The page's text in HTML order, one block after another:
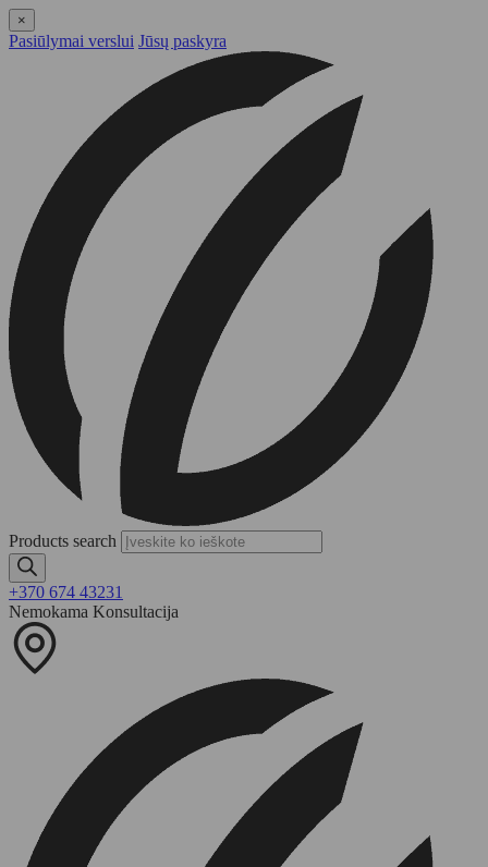
×
Pasiūlymai verslui Jūsų paskyra
Products search
+370 674 43231
Nemokama Konsultacija